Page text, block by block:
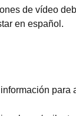
de vídeo
en español.
para